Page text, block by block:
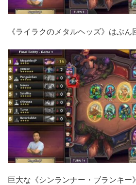
《ライラクのメタルヘッズ》はぶん
巨大な《シンランナー・ブランキー